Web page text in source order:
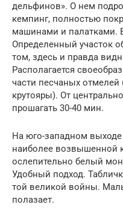
дельфинов». О нем
кемпинг, полностью
машинами и палатками.
Определенный участок
том, здесь и правда
Располагается
части песчаных
крутояры). От
прошагать 30-40 мин.
На юго-западном выходе
наиболее возвышенной
ослепительно белый
Удобный подход.
той великой войны.
полазает.